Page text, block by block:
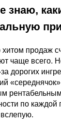
знаю,
хитом продаж
чаще всего.
дорогих
по каждой